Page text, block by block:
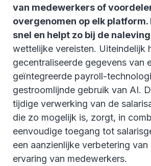
van medewerkers of
overgenomen op elk
snel en helpt zo bij de naleving
wettelijke vereisten. Uiteindelijk
gecentraliseerde gegevens van
geïntegreerde payroll-
gestroomlijnde gebruik van AI.
tijdige verwerking van de
die zo mogelijk is, zorgt, in
eenvoudige toegang tot
een aanzienlijke verbetering van
ervaring van medewerkers.